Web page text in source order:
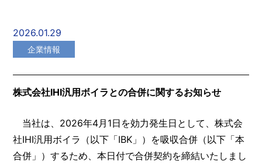
2026.01.29
企業情報
株式会社IHI汎用ボイラとの合併に関するお知らせ
当社は、2026年4月1日を効力発生日として、株式会
社IHI汎用ボイラ（以下「IBK」）を吸収合併（以下「本
合併」）するため、本日付で合併契約を締結いたしまし